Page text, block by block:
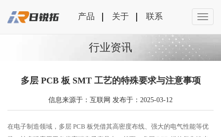
产品 关于 联系
行业资讯
多层 PCB 板 SMT 工艺的特殊要求与注意事项
信息来源于：互联网 发布于：2025-03-12
在电子制造领域，多层 PCB 板凭借其高密度布线、强大的电气性能等优